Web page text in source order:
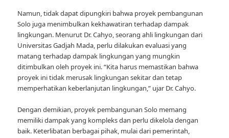
Namun, tidak dapat dipungkiri bahwa proyek pembangunan
Solo juga menimbulkan kekhawatiran terhadap dampak
lingkungan. Menurut Dr. Cahyo, seorang ahli lingkungan dari
Universitas Gadjah Mada, perlu dilakukan evaluasi yang
matang terhadap dampak lingkungan yang mungkin
ditimbulkan oleh proyek ini. “Kita harus memastikan bahwa
proyek ini tidak merusak lingkungan sekitar dan tetap
memperhatikan keberlanjutan lingkungan,” ujar Dr. Cahyo.
Dengan demikian, proyek pembangunan Solo memang
memiliki dampak yang kompleks dan perlu dikelola dengan
baik. Keterlibatan berbagai pihak, mulai dari pemerintah,